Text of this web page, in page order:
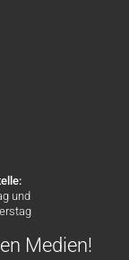
und
Medien!